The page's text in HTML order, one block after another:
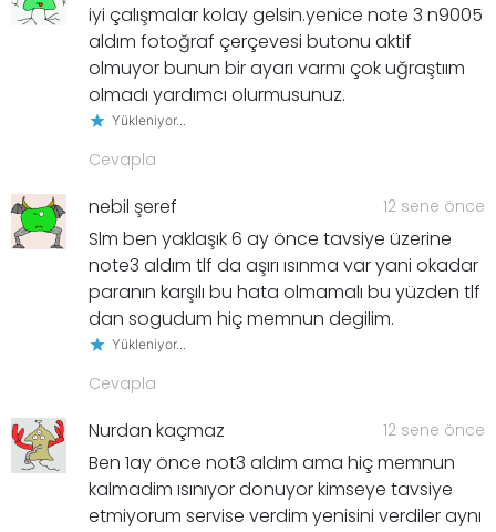
iyi çalışmalar kolay gelsin.yenice note 3 n9005
aldım fotoğraf çerçevesi butonu aktif
olmuyor bunun bir ayarı varmı çok uğraştıım
olmadı yardımcı olurmusunuz.
Yükleniyor...
Cevapla
nebil şeref 12 sene önce
Slm ben yaklaşık 6 ay önce tavsiye üzerine
note3 aldım tlf da aşırı ısınma var yani okadar
paranın karşılı bu hata olmamalı bu yüzden tlf
dan sogudum hiç memnun degilim.
Yükleniyor...
Cevapla
Nurdan kaçmaz 12 sene önce
Ben 1ay önce not3 aldım ama hiç memnun
kalmadim ısınıyor donuyor kimseye tavsiye
etmiyorum servise verdim yenisini verdiler aynı